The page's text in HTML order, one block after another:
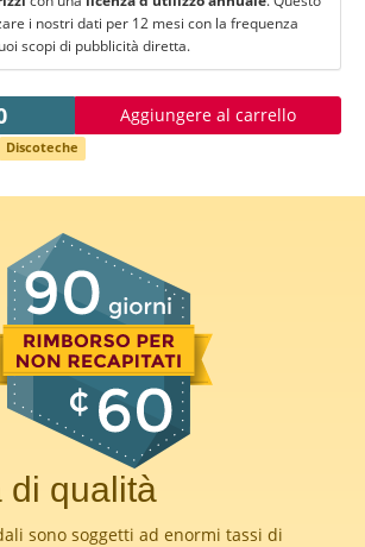
i nostri dati per 12 mesi con la frequenza
scopi di pubblicità diretta.
Aggiungere al carrello
Discoteche
di qualità
sono soggetti ad enormi tassi di